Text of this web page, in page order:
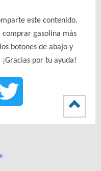
este contenido.
gasolina más
botones de abajo y
por tu ayuda!